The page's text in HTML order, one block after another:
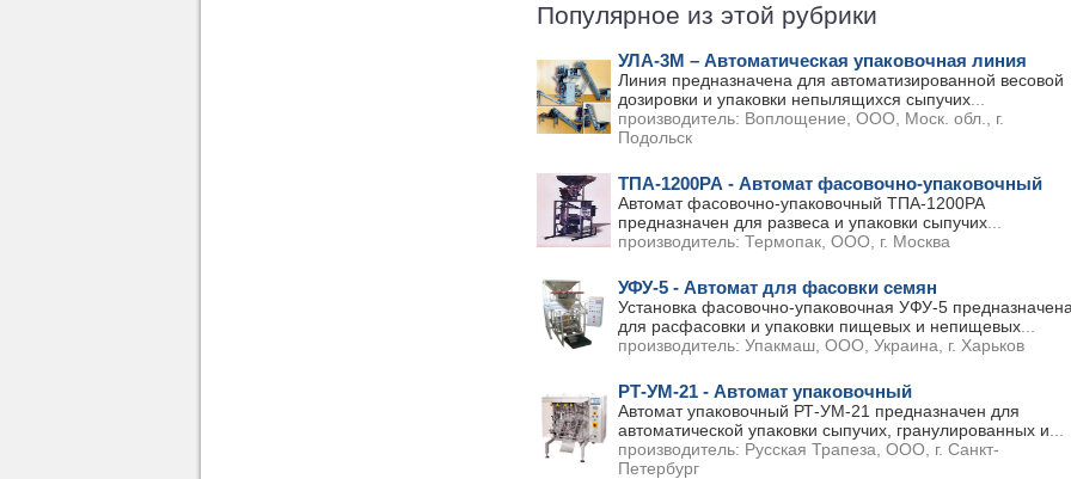
Популярное из этой рубрики
УЛА-3М – Автоматическая упаковочная линия
Линия предназначена для автоматизированной весовой
дозировки и упаковки непылящихся сыпучих
производитель: Воплощение, ООО, Моск. обл., г.
Подольск
ТПА-1200РА - Автомат фасовочно-упаковочный
Автомат фасовочно-упаковочный ТПА-1200РА
предназначен для развеса и упаковки сыпучих
производитель: Термопак, ООО, г. Москва
УФУ-5 - Автомат для фасовки семян
Установка фасовочно-упаковочная УФУ-5
для расфасовки и упаковки пищевых и непищевых
производитель: Упакмаш, ООО, Украина, г. Харьков
РТ-УМ-21 - Автомат упаковочный
Автомат упаковочный РТ-УМ-21 предназначен для
автоматической упаковки сыпучих, гранулированных и
производитель: Русская Трапеза, ООО, г. Санкт-
Петербург